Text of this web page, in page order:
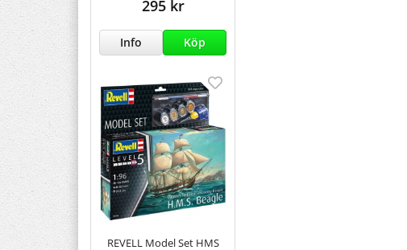
295 kr
Info Köp
REVELL Model Set HMS